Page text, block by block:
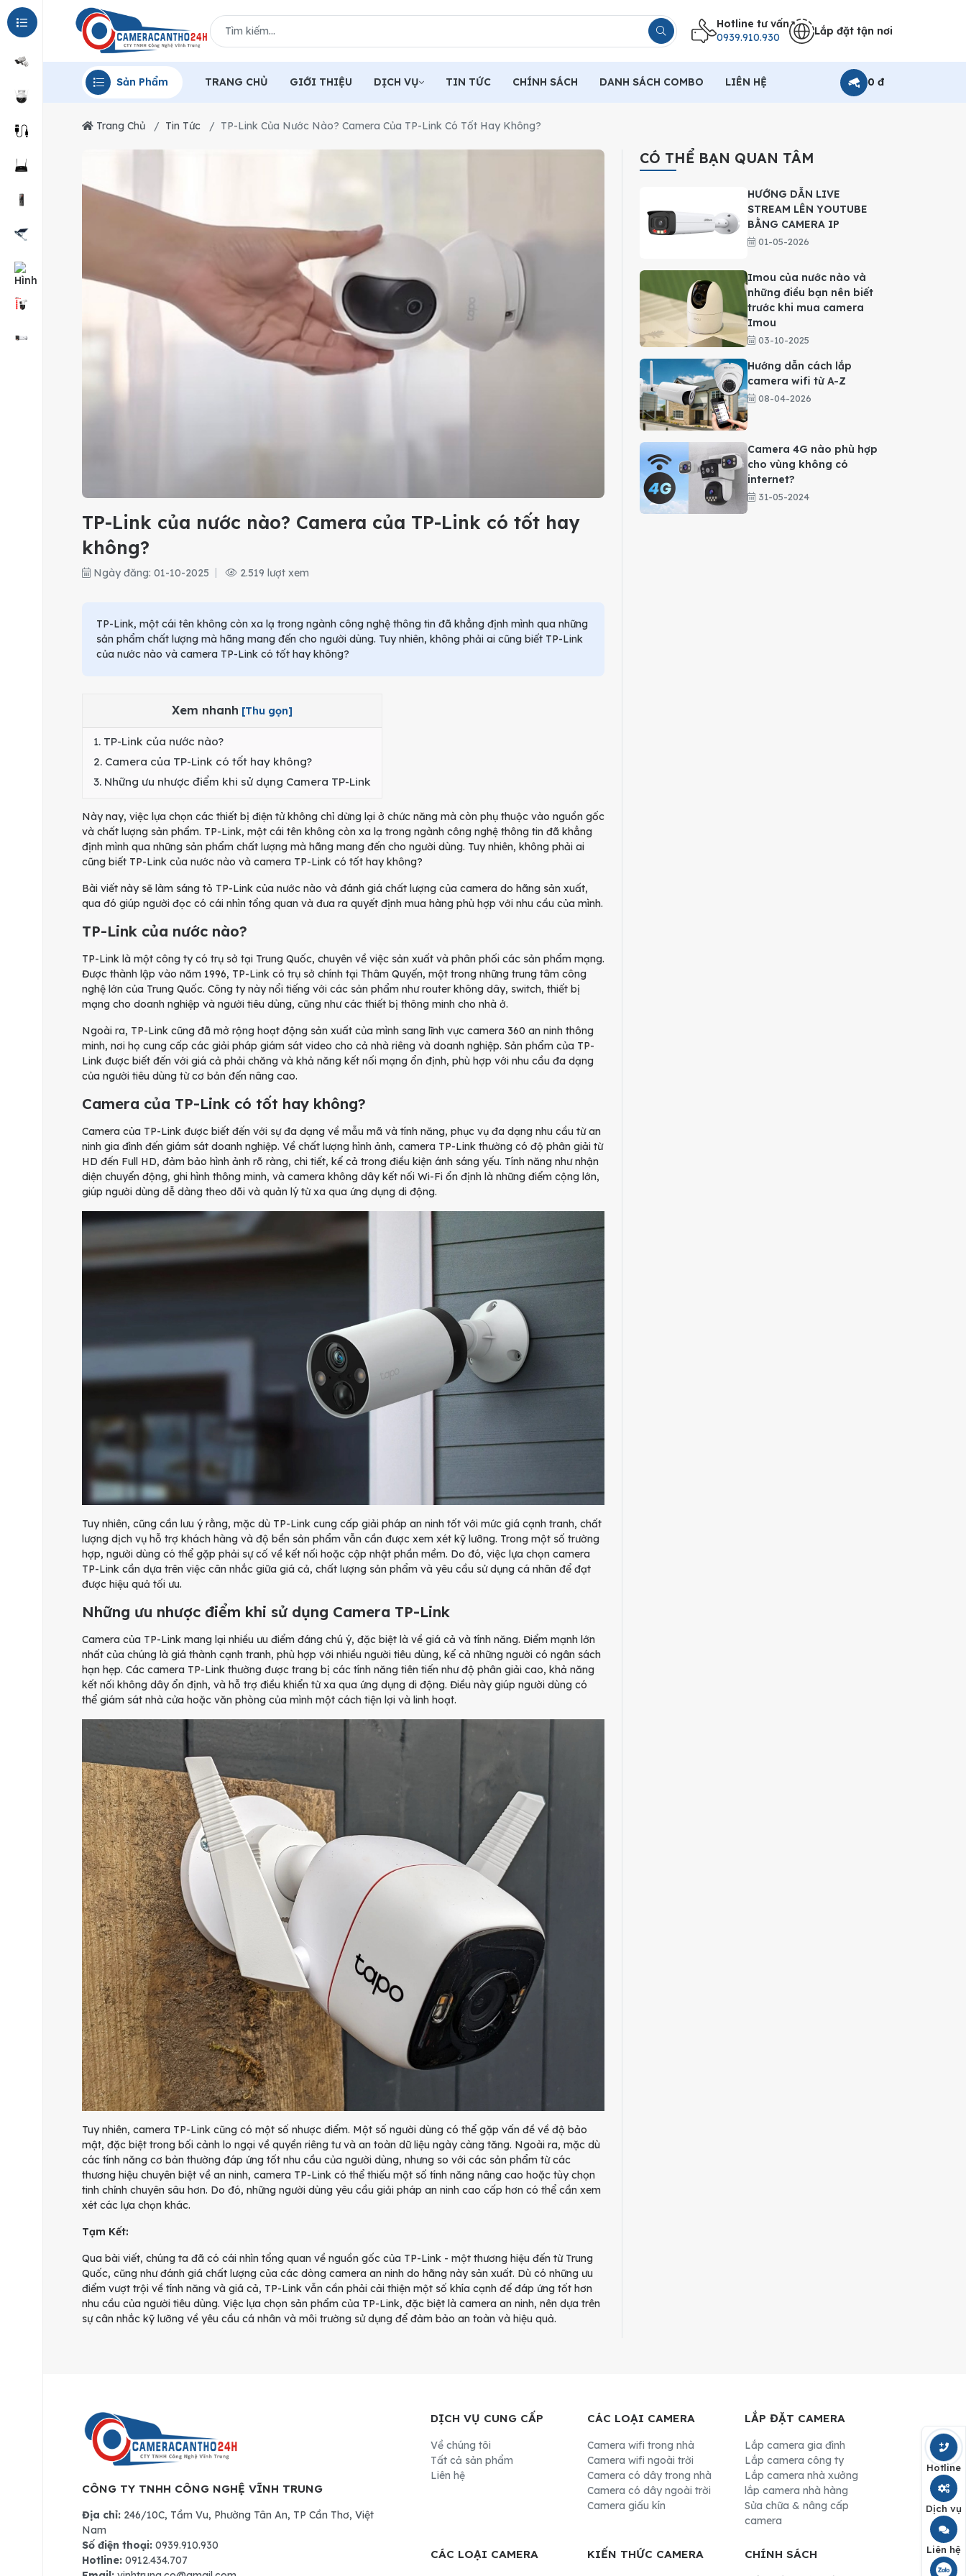
Hotline tư vấn
0939.910.930
Lắp đặt tận nơi
Sản Phẩm TRANG CHỦ GIỚI THIỆU DỊCH VỤ TIN TỨC CHÍNH SÁCH DANH SÁCH COMBO LIÊN HỆ 0 đ
Trang Chủ Tin Tức TP-Link Của Nước Nào? Camera Của TP-Link Có Tốt Hay Không?
TP-Link của nước nào? Camera của TP-Link có tốt hay
không?
Ngày đăng: 01-10-2025 2.519 lượt xem
TP-Link, một cái tên không còn xa lạ trong ngành công nghệ thông tin đã khẳng định mình qua những
sản phẩm chất lượng mà hãng mang đến cho người dùng. Tuy nhiên, không phải ai cũng biết TP-Link
của nước nào và camera TP-Link có tốt hay không?
Xem nhanh [Thu gọn]
1. TP-Link của nước nào?
2. Camera của TP-Link có tốt hay không?
3. Những ưu nhược điểm khi sử dụng Camera TP-Link
Này nay, việc lựa chọn các thiết bị điện tử không chỉ dừng lại ở chức năng mà còn phụ thuộc vào nguồn gốc
và chất lượng sản phẩm. TP-Link, một cái tên không còn xa lạ trong ngành công nghệ thông tin đã khẳng
định mình qua những sản phẩm chất lượng mà hãng mang đến cho người dùng. Tuy nhiên, không phải ai
cũng biết TP-Link của nước nào và camera TP-Link có tốt hay không?
Bài viết này sẽ làm sáng tỏ TP-Link của nước nào và đánh giá chất lượng của camera do hãng sản xuất,
qua đó giúp người đọc có cái nhìn tổng quan và đưa ra quyết định mua hàng phù hợp với nhu cầu của mình.
TP-Link của nước nào?
TP-Link là một công ty có trụ sở tại Trung Quốc, chuyên về việc sản xuất và phân phối các sản phẩm mạng.
Được thành lập vào năm 1996, TP-Link có trụ sở chính tại Thâm Quyến, một trong những trung tâm công
nghệ lớn của Trung Quốc. Công ty này nổi tiếng với các sản phẩm như router không dây, switch, thiết bị
mạng cho doanh nghiệp và người tiêu dùng, cũng như các thiết bị thông minh cho nhà ở.
Ngoài ra, TP-Link cũng đã mở rộng hoạt động sản xuất của mình sang lĩnh vực camera 360 an ninh thông
minh, nơi họ cung cấp các giải pháp giám sát video cho cả nhà riêng và doanh nghiệp. Sản phẩm của TP-
Link được biết đến với giá cả phải chăng và khả năng kết nối mạng ổn định, phù hợp với nhu cầu đa dạng
của người tiêu dùng từ cơ bản đến nâng cao.
Camera của TP-Link có tốt hay không?
Camera của TP-Link được biết đến với sự đa dạng về mẫu mã và tính năng, phục vụ đa dạng nhu cầu từ an
ninh gia đình đến giám sát doanh nghiệp. Về chất lượng hình ảnh, camera TP-Link thường có độ phân giải từ
HD đến Full HD, đảm bảo hình ảnh rõ ràng, chi tiết, kể cả trong điều kiện ánh sáng yếu. Tính năng như nhận
diện chuyển động, ghi hình thông minh, và camera không dây kết nối Wi-Fi ổn định là những điểm cộng lớn,
giúp người dùng dễ dàng theo dõi và quản lý từ xa qua ứng dụng di động.
Tuy nhiên, cũng cần lưu ý rằng, mặc dù TP-Link cung cấp giải pháp an ninh tốt với mức giá cạnh tranh, chất
lượng dịch vụ hỗ trợ khách hàng và độ bền sản phẩm vẫn cần được xem xét kỹ lưỡng. Trong một số trường
hợp, người dùng có thể gặp phải sự cố về kết nối hoặc cập nhật phần mềm. Do đó, việc lựa chọn camera
TP-Link cần dựa trên việc cân nhắc giữa giá cả, chất lượng sản phẩm và yêu cầu sử dụng cá nhân để đạt
được hiệu quả tối ưu.
Những ưu nhược điểm khi sử dụng Camera TP-Link
Camera của TP-Link mang lại nhiều ưu điểm đáng chú ý, đặc biệt là về giá cả và tính năng. Điểm mạnh lớn
nhất của chúng là giá thành cạnh tranh, phù hợp với nhiều người tiêu dùng, kể cả những người có ngân sách
hạn hẹp. Các camera TP-Link thường được trang bị các tính năng tiên tiến như độ phân giải cao, khả năng
kết nối không dây ổn định, và hỗ trợ điều khiển từ xa qua ứng dụng di động. Điều này giúp người dùng có
thể giám sát nhà cửa hoặc văn phòng của mình một cách tiện lợi và linh hoạt.
Tuy nhiên, camera TP-Link cũng có một số nhược điểm. Một số người dùng có thể gặp vấn đề về độ bảo
mật, đặc biệt trong bối cảnh lo ngại về quyền riêng tư và an toàn dữ liệu ngày càng tăng. Ngoài ra, mặc dù
các tính năng cơ bản thường đáp ứng tốt nhu cầu của người dùng, nhưng so với các sản phẩm từ các
thương hiệu chuyên biệt về an ninh, camera TP-Link có thể thiếu một số tính năng nâng cao hoặc tùy chọn
tinh chỉnh chuyên sâu hơn. Do đó, những người dùng yêu cầu giải pháp an ninh cao cấp hơn có thể cần xem
xét các lựa chọn khác.
Tạm Kết:
Qua bài viết, chúng ta đã có cái nhìn tổng quan về nguồn gốc của TP-Link - một thương hiệu đến từ Trung
Quốc, cũng như đánh giá chất lượng của các dòng camera an ninh do hãng này sản xuất. Dù có những ưu
điểm vượt trội về tính năng và giá cả, TP-Link vẫn cần phải cải thiện một số khía cạnh để đáp ứng tốt hơn
nhu cầu của người tiêu dùng. Việc lựa chọn sản phẩm của TP-Link, đặc biệt là camera an ninh, nên dựa trên
sự cân nhắc kỹ lưỡng về yêu cầu cá nhân và môi trường sử dụng để đảm bảo an toàn và hiệu quả.
CÓ THỂ BẠN QUAN TÂM
HƯỚNG DẪN LIVE
STREAM LÊN YOUTUBE
BẰNG CAMERA IP
01-05-2026
Imou của nước nào và
những điều bạn nên biết
trước khi mua camera
Imou
03-10-2025
Hướng dẫn cách lắp
camera wifi từ A-Z
08-04-2026
Camera 4G nào phù hợp
cho vùng không có
internet?
31-05-2024
CÔNG TY TNHH CÔNG NGHỆ VĨNH TRUNG
Địa chỉ: 246/10C, Tầm Vu, Phường Tân An, TP Cần Thơ, Việt
Nam
Số điện thoại: 0939.910.930
Hotline: 0912.434.707
DỊCH VỤ CUNG CẤP
Về chúng tôi
Tất cả sản phẩm
Liên hệ
CÁC LOẠI CAMERA
Camera wifi trong nhà
Camera wifi ngoài trời
Camera có dây trong nhà
Camera có dây ngoài trời
Camera giấu kín
LẮP ĐẶT CAMERA
Lắp camera gia đình
Lắp camera công ty
Lắp camera nhà xưởng
lắp camera nhà hàng
Sửa chữa & nâng cấp
camera
CÁC LOẠI CAMERA KIẾN THỨC CAMERA CHÍNH SÁCH
Hotline
Dịch vụ
Liên hệ